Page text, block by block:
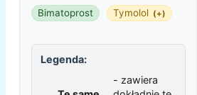
Bimatoprost Tymolol (+)
Legenda:
- zawiera